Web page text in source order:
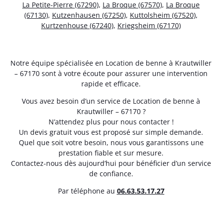
La Petite-Pierre (67290), La Broque (67570), La Broque
(67130), Kutzenhausen (67250), Kuttolsheim (67520),
Kurtzenhouse (67240), Kriegsheim (67170)
Notre équipe spécialisée en Location de benne à Krautwiller
– 67170 sont à votre écoute pour assurer une intervention
rapide et efficace.
Vous avez besoin d’un service de Location de benne à
Krautwiller – 67170 ?
N’attendez plus pour nous contacter !
Un devis gratuit vous est proposé sur simple demande.
Quel que soit votre besoin, nous vous garantissons une
prestation fiable et sur mesure.
Contactez-nous dès aujourd’hui pour bénéficier d’un service
de confiance.
Par téléphone au 06.63.53.17.27